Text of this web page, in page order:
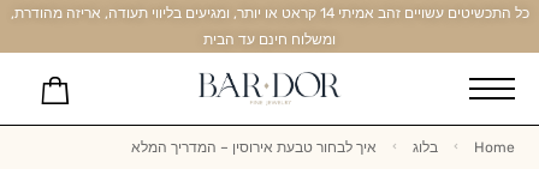
כל התכשיטים עשויים זהב אמיתי 14 קראט או יותר, ומגיעים בליווי תעודה, אריזה מהודרת,
ומשלוח חינם עד הבית
Home בלוג איך לבחור טבעת אירוסין – המדריך המלא